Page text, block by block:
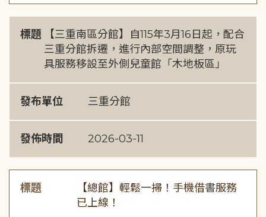
標題
【三重南區分館】自115年3月16日起，配合
三重分館拆遷，進行內部空間調整，原玩
具服務移設至外側兒童館「木地板區」
發布單位 三重分館
發佈時間 2026-03-11
標題
【總館】輕鬆一掃！手機借書服務
已上線！